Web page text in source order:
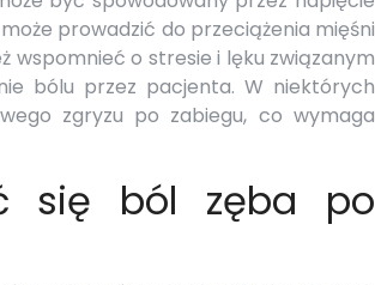
prowadzić do przeciążenia mięśni
wspomnieć o stresie i lęku związanym
bólu przez pacjenta. W niektórych
zgryzu po zabiegu, co wymaga
się ból zęba po